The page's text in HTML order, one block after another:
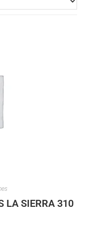
LA SIERRA 310